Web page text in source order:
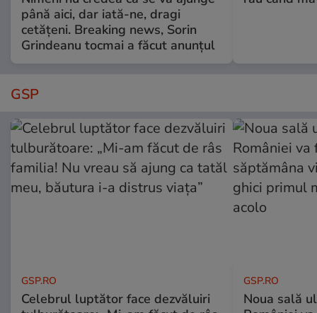
până aici, dar iată-ne, dragi
cetățeni. Breaking news, Sorin
Grindeanu tocmai a făcut anunțul
GSP
GSP.RO
Celebrul luptător face dezvăluiri
GSP.RO
Noua sală